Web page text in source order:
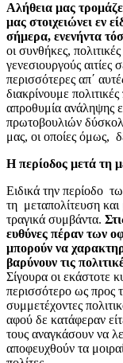
Αλήθεια μας
μας στοιχειώνει εν
σήμερα, ενενήντα
οι συνθήκες,
γενεσιουργούς
περισσότερες απ΄
διακρίνουμε
απροθυμία ανάληψης
πρωτοβουλιών
μας, οι οποίες όμως,
Η περίοδος μετά τη
Ειδικά την περίοδο
τη μεταπολίτευση
τραγικά συμβάντα.
ευθύνες πέραν των
μπορούν να
βαρύνουν τις
Σίγουρα οι εκάστοτε
περισσότερο ως προς
συμμετέχοντες
αφού δε κατάφεραν
τους αναγκάσουν να
αποφευχθούν τα